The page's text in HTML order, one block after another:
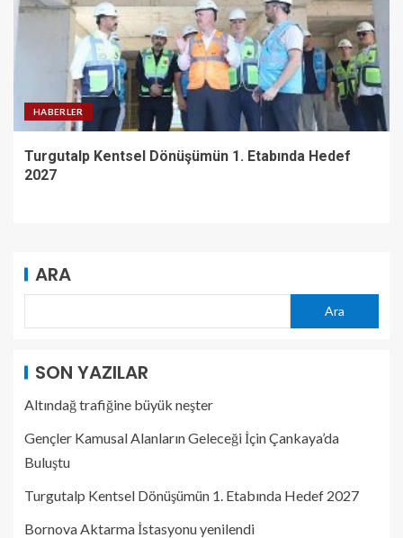
HABERLER
Turgutalp Kentsel Dönüşümün 1. Etabında Hedef
2027
ARA
Ara
SON YAZILAR
Altındağ trafiğine büyük neşter
Gençler Kamusal Alanların Geleceği İçin Çankaya’da
Buluştu
Turgutalp Kentsel Dönüşümün 1. Etabında Hedef 2027
Bornova Aktarma İstasyonu yenilendi